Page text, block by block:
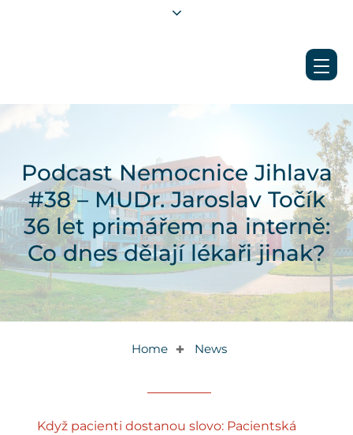
Podcast Nemocnice Jihlava
#38 – MUDr. Jaroslav Točík
36 let primářem na interně:
Co dnes dělají lékaři jinak?
Home ✚ News
Když pacienti dostanou slovo: Pacientská